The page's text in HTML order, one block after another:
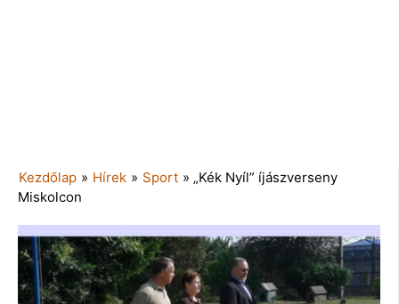
Kezdőlap » Hírek » Sport » „Kék Nyíl” íjászverseny
Miskolcon